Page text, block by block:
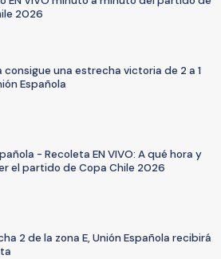
2026
consigue una estrecha victoria de 2 a 1
Española
- Recoleta EN VIVO: A qué hora y
el partido de Copa Chile 2026
2 de la zona E, Unión Española recibirá